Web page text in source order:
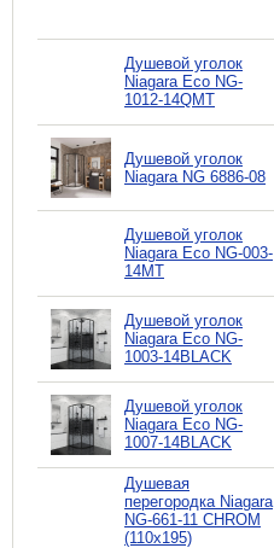
Душевой уголок
Niagara Eco NG-
1012-14QMT
Душевой уголок
Niagara NG 6886-08
Душевой уголок
Niagara Eco NG-003-
14MT
Душевой уголок
Niagara Eco NG-
1003-14BLACK
Душевой уголок
Niagara Eco NG-
1007-14BLACK
Душевая
перегородка Niagara
NG-661-11 CHROM
(110x195)